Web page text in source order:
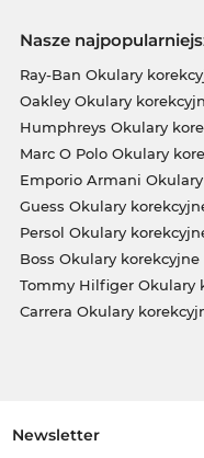
Nasze
Ray-Ban Okulary
Oakley Okulary
Humphreys Okulary
Marc O Polo Okulary
Emporio Armani
Guess Okulary
Persol Okulary
Boss Okulary korekcyjne
Tommy Hilfiger Okulary
Carrera Okulary
Newsletter